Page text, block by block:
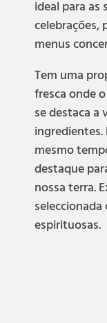
ideal para as
celebrações,
menus
Tem uma
fresca onde
se destaca a
ingredientes.
mesmo
destaque
nossa terra.
espirituosas.